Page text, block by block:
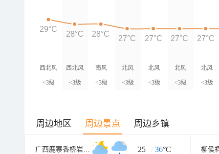
西北风
<3级
西北风
<3级
南风
<3级
北风
<3级
北风
<3级
北风
<3级
北风
<3级
29°C
28°C 28°C
27°C 27°C 27°C 27°C
周边地区 周边景点 周边乡镇
广西鹿寨香桥岩溶国家地质公园 25 / 36°C 柳侯